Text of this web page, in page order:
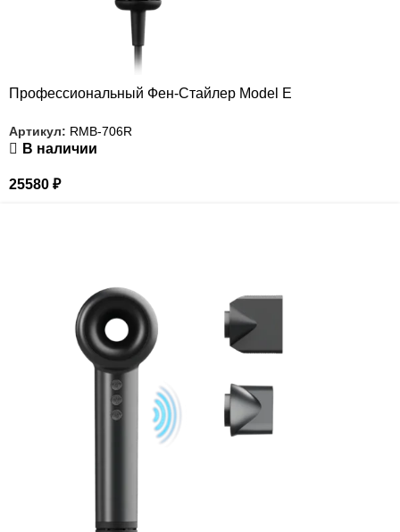
Профессиональный Фен-Стайлер Model E
Артикул: RMB-706R
В наличии
25580 ₽